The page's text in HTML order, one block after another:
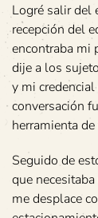
Logré salir del
recepción del
encontraba mi
dije a los
y mi
conversación
herramienta
Seguido de
que
me desplace